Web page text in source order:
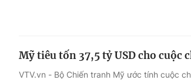
Mỹ tiêu tốn 37,5 tỷ USD cho cuộc
VTV.vn - Bộ Chiến tranh Mỹ ước tính cuộc